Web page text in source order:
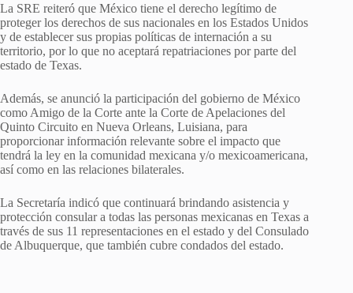
La SRE reiteró que México tiene el derecho legítimo de
proteger los derechos de sus nacionales en los Estados Unidos
y de establecer sus propias políticas de internación a su
territorio, por lo que no aceptará repatriaciones por parte del
estado de Texas.
Además, se anunció la participación del gobierno de México
como Amigo de la Corte ante la Corte de Apelaciones del
Quinto Circuito en Nueva Orleans, Luisiana, para
proporcionar información relevante sobre el impacto que
tendrá la ley en la comunidad mexicana y/o mexicoamericana,
así como en las relaciones bilaterales.
La Secretaría indicó que continuará brindando asistencia y
protección consular a todas las personas mexicanas en Texas a
través de sus 11 representaciones en el estado y del Consulado
de Albuquerque, que también cubre condados del estado.